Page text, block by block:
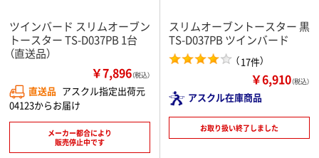
ツインバード スリムオーブン
トースター TS-D037PB 1台
（直送品）
￥7,896（税込）
直送品 アスクル指定出荷元
04123からお届け
メーカー都合により
販売停止中です
スリムオーブントースター 黒
TS-D037PB ツインバード
（17件）
￥6,910（税込）
アスクル在庫商品
お取り扱い終了しました